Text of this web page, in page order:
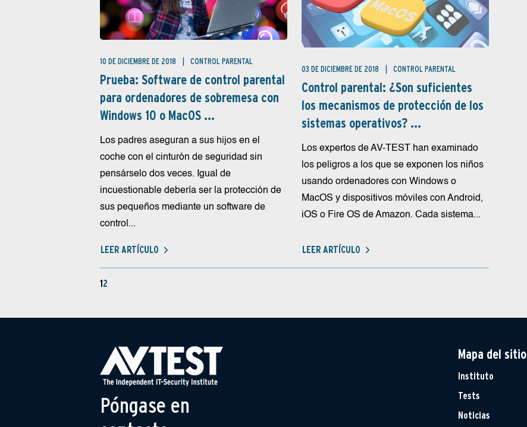
10 DE DICIEMBRE DE 2018 CONTROL PARENTAL
Prueba: Software de control parental
para ordenadores de sobremesa con
Windows 10 o MacOS ...
Los padres aseguran a sus hijos en el
coche con el cinturón de seguridad sin
pensárselo dos veces. Igual de
incuestionable debería ser la protección de
sus pequeños mediante un software de
control...
LEER ARTÍCULO
03 DE DICIEMBRE DE 2018 CONTROL PARENTAL
Control parental: ¿Son suficientes
los mecanismos de protección de los
sistemas operativos? ...
Los expertos de AV-TEST han examinado
los peligros a los que se exponen los niños
usando ordenadores con Windows o
MacOS y dispositivos móviles con Android,
iOS o Fire OS de Amazon. Cada sistema...
LEER ARTÍCULO
1 2
Póngase en
Mapa del sitio
Instituto
Tests
Noticias